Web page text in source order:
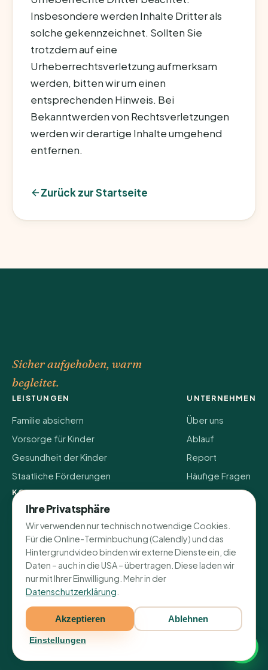
Insbesondere werden Inhalte Dritter als
solche gekennzeichnet. Sollten Sie
trotzdem auf eine
Urheberrechtsverletzung aufmerksam
werden, bitten wir um einen
entsprechenden Hinweis. Bei
Bekanntwerden von Rechtsverletzungen
werden wir derartige Inhalte umgehend
entfernen.
Zurück zur Startseite
Sicher aufgehoben, warm
begleitet.
LEISTUNGEN
Familie absichern
Vorsorge für Kinder
Gesundheit der Kinder
Staatliche Förderungen
UNTERNEHMEN
Über uns
Ablauf
Report
Häufige Fragen
KONTAKT
Lochfeldstraße 34
76437 Rastatt
+49 152 08267733
info@vorsorge-familie.de
© 2026 Vorsorge Familie
Impressum·Datenschutz·Erstinformation·
Cookie-Einstellungen
Ihre Privatsphäre
Wir verwenden nur technisch notwendige Cookies.
Für die Online-Terminbuchung (Calendly) und das
Hintergrundvideo binden wir externe Dienste ein, die
Daten – auch in die USA – übertragen. Diese laden wir
nur mit Ihrer Einwilligung. Mehr in der
Datenschutzerklärung
Akzeptieren Ablehnen
Einstellungen